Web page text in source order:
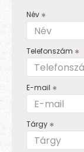
Név
Telefonszám
E-mail
Tárgy